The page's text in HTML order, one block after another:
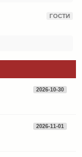
ГОСТИ
2026-10-30
2026-11-01